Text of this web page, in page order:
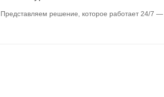
Представляем решение, которое работает 24/7 —